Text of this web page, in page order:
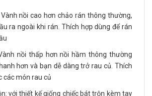
nồi cao hơn chảo rán thông thường,
ra ngoài khi rán. Thích hợp dùng để rán
nồi thấp hơn nồi hầm thông thường
hơn và bạn dễ dàng trở rau củ. Thích
các món rau củ
với thiết kế giống chiếc bát trộn kèm tay